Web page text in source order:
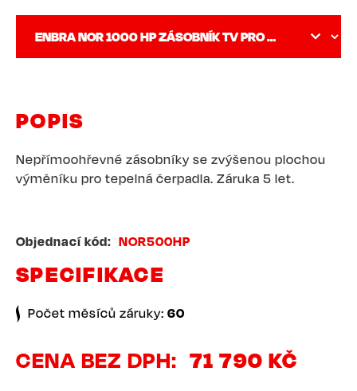
POPIS
Nepřímoohřevné zásobníky se zvýšenou plochou
výměníku pro tepelná čerpadla. Záruka 5 let.
Objednací kód NOR500HP
SPECIFIKACE
Počet měsíců záruky: 60
CENA BEZ DPH 71 790 KČ